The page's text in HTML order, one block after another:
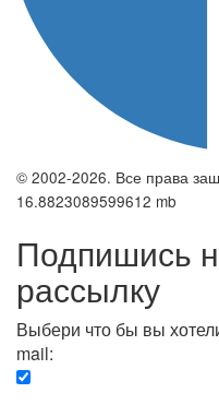
© 2002-2026. Все права
16.8823089599612 mb
Подпишись
рассылку
Выбери что бы вы
mail: